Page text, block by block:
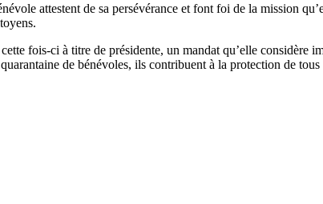
attestent de sa persévérance et font foi de la mission
fois-ci à titre de présidente, un mandat qu’elle considère
de bénévoles, ils contribuent à la protection de tous